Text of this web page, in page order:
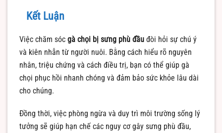
Kết Luận
Việc chăm sóc gà chọi bị sưng phù đầu đòi hỏi sự chú ý
và kiên nhẫn từ người nuôi. Bằng cách hiểu rõ nguyên
nhân, triệu chứng và cách điều trị, bạn có thể giúp gà
chọi phục hồi nhanh chóng và đảm bảo sức khỏe lâu dài
cho chúng.
Đồng thời, việc phòng ngừa và duy trì môi trường sống lý
tưởng sẽ giúp hạn chế các nguy cơ gây sưng phù đầu,